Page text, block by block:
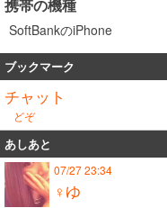
携帯の機種
SoftBankのiPhone
ブックマーク
チャット
どぞ
あしあと
07/27 23:34
♀ゆ